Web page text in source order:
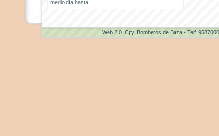
medio día hasta...
Web 2.0 . Cpy. Bomberos de Baza - Telf.